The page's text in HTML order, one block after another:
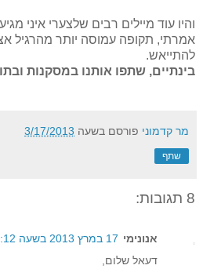
והיו עוד מיילים רבים שלצערי איני
אמרתי, תקופה עמוסה יותר מהרגיל
להתייאש.
בינתיים, שתפו אותנו במסקנות
מר קדמוני פורסם בשעה 3/17/2013
שתף
8 תגובות:
אנונימי 17 במרץ 2013 בשעה 16:12
דעאל שלום,